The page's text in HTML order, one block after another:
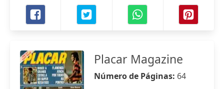
Placar Magazine
Número de Páginas: 64